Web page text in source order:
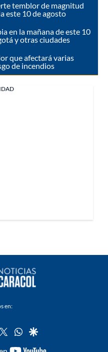
temblor de magnitud
este 10 de agosto
en la mañana de este 10
y otras ciudades
que afectará varias
de incendios
en:
twitterwhatsapp
google
youtube-